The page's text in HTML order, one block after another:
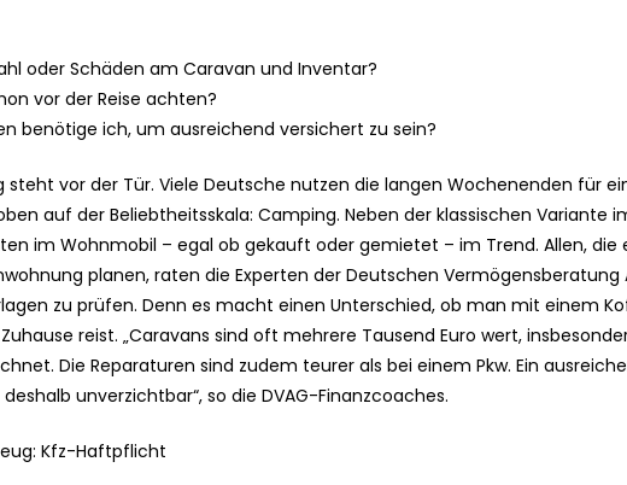
oder Schäden am Caravan und Inventar?
vor der Reise achten?
benötige ich, um ausreichend versichert zu sein?
steht vor der Tür. Viele Deutsche nutzen die langen Wochenenden für
auf der Beliebtheitsskala: Camping. Neben der klassischen Variante
im Wohnmobil – egal ob gekauft oder gemietet – im Trend. Allen, die
planen, raten die Experten der Deutschen Vermögensberatung
zu prüfen. Denn es macht einen Unterschied, ob man mit einem
reist. „Caravans sind oft mehrere Tausend Euro wert,
Die Reparaturen sind zudem teurer als bei einem Pkw. Ein
unverzichtbar“, so die DVAG-Finanzcoaches.
Kfz-Haftpflicht